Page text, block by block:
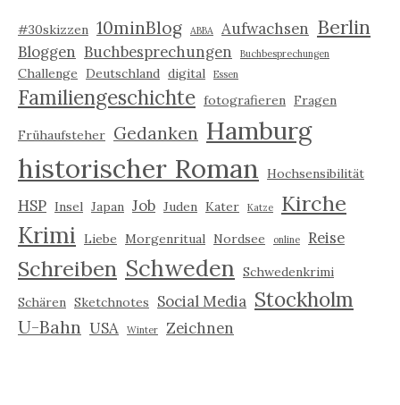
#30skizzen 10minBlog ABBA Aufwachsen Berlin
Bloggen Buchbesprechungen Buchbesprechungen
Challenge Deutschland digital Essen
Familiengeschichte fotografieren Fragen
Frühaufsteher Gedanken Hamburg
historischer Roman Hochsensibilität
HSP Insel Japan Job Juden Kater Katze Kirche
Krimi Liebe Morgenritual Nordsee online Reise
Schreiben Schweden Schwedenkrimi
Schären Sketchnotes Social Media Stockholm
U-Bahn USA Winter Zeichnen